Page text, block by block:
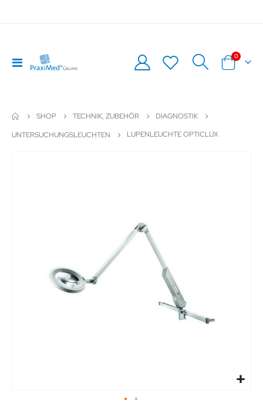
Navigation
umschalten
Warenkorb
0Artikel
SHOP TECHNIK, ZUBEHÖR
DIAGNOSTIK
UNTERSUCHUNGSLEUCHTEN
LUPENLEUCHTE OPTICLUX